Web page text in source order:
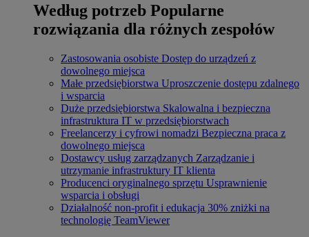
Według potrzeb Popularne
rozwiązania dla różnych zespołów
Zastosowania osobiste Dostęp do urządzeń z
dowolnego miejsca
Małe przedsiębiorstwa Uproszczenie dostępu zdalnego
i wsparcia
Duże przedsiębiorstwa Skalowalna i bezpieczna
infrastruktura IT w przedsiębiorstwach
Freelancerzy i cyfrowi nomadzi Bezpieczna praca z
dowolnego miejsca
Dostawcy usług zarządzanych Zarządzanie i
utrzymanie infrastruktury IT klienta
Producenci oryginalnego sprzętu Usprawnienie
wsparcia i obsługi
Działalność non-profit i edukacja 30% zniżki na
technologię TeamViewer